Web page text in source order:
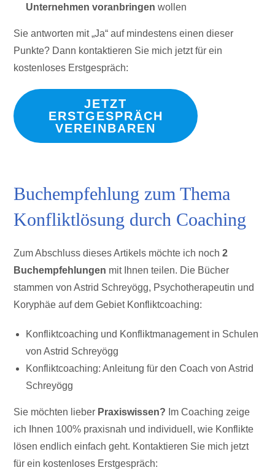
Unternehmen voranbringen wollen
Sie antworten mit „Ja“ auf mindestens einen dieser
Punkte? Dann kontaktieren Sie mich jetzt für ein
kostenloses Erstgespräch:
JETZT
ERSTGESPRÄCH
VEREINBAREN
Buchempfehlung zum Thema
Konfliktlösung durch Coaching
Zum Abschluss dieses Artikels möchte ich noch2
Buchempfehlungen mit Ihnen teilen. Die Bücher
stammen von Astrid Schreyögg, Psychotherapeutin und
Koryphäe auf dem Gebiet Konfliktcoaching:
Konfliktcoaching und Konfliktmanagement in Schulen
von Astrid Schreyögg
Konfliktcoaching: Anleitung für den Coach von Astrid
Schreyögg
Sie möchten lieber Praxiswissen? Im Coaching zeige
ich Ihnen 100% praxisnah und individuell, wie Konflikte
lösen endlich einfach geht. Kontaktieren Sie mich jetzt
für ein kostenloses Erstgespräch: